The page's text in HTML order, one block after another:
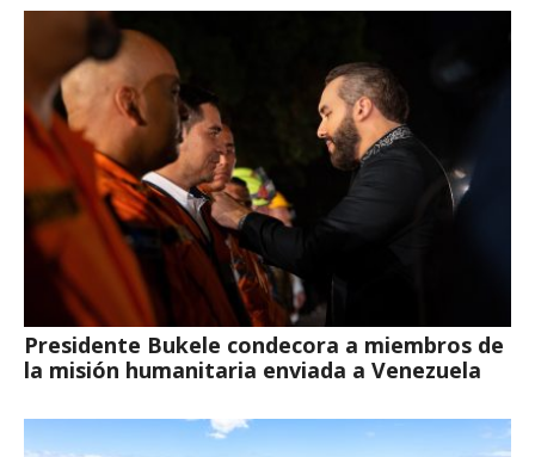
Presidente Bukele condecora a miembros de
la misión humanitaria enviada a Venezuela